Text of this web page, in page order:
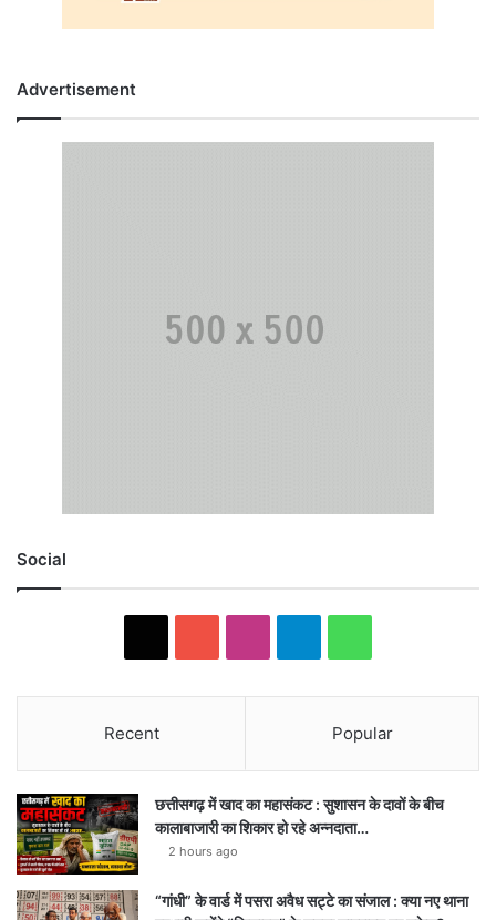
Advertisement
Social
Recent Popular
छत्तीसगढ़ में खाद का महासंकट : सुशासन के दावों के बीच
कालाबाजारी का शिकार हो रहे अन्नदाता…
2 hours ago
“गांधी” के वार्ड में पसरा अवैध सट्टे का संजाल : क्या नए थाना